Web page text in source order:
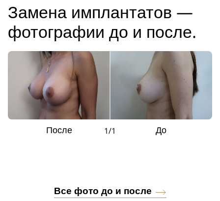
Замена имплантатов —
фотографии до и после.
До
После 1/1
Все фото до и после